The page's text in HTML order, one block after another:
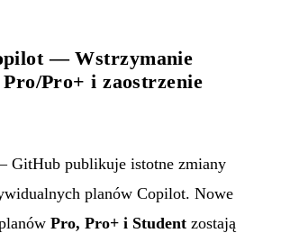
— Wstrzymanie
Pro+ i zaostrzenie
GitHub publikuje istotne zmiany
planów Copilot. Nowe
Pro, Pro+ i Student zostają